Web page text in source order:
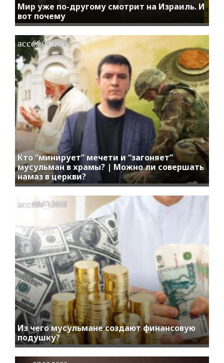
Мир уже по-другому смотрит на Израиль. И
вот почему
Кто “минирует” мечети и “загоняет”
мусульман в храмы? | Можно ли совершать
намаз в церкви?
access_time
06.08.2023
Из чего мусульмане создают финансовую
подушку?
access_time
08.05.2023